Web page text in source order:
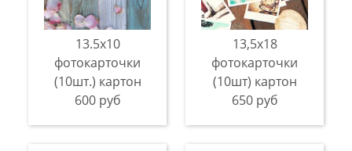
13.5х10
фотокарточки
(10шт.) картон
600 руб
13,5х18
фотокарточки
(10шт) картон
650 руб